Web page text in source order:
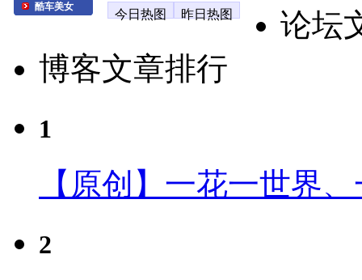
酷车美女
今日热图 昨日热图
论坛
博客文章排行
1
【原创】一花一世界
2